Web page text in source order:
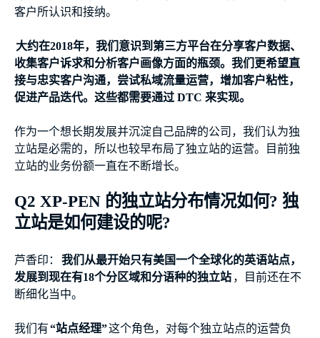
客户所认识和接纳。
大约在2018年，我们意识到第三方平台在分享客户数据、
收集客户诉求和分析客户画像方面的瓶颈。我们更希望直
接与忠实客户沟通，尝试私域流量运营，增加客户粘性，
促进产品迭代。这些都需要通过 DTC 来实现。
作为一个想长期发展并沉淀自己品牌的公司，我们认为独
立站是必需的，所以也较早布局了独立站的运营。目前独
立站的业务份额一直在不断增长。
Q2 XP-PEN 的独立站分布情况如何? 独
立站是如何建设的呢?
芦香印：
我们从最开始只有美国一个全球化的英语站点，
发展到现在有18个分区域和分语种的独立站 ，目前还在不
断细化当中。
我们有“站点经理”这个角色，对每个独立站点的运营负